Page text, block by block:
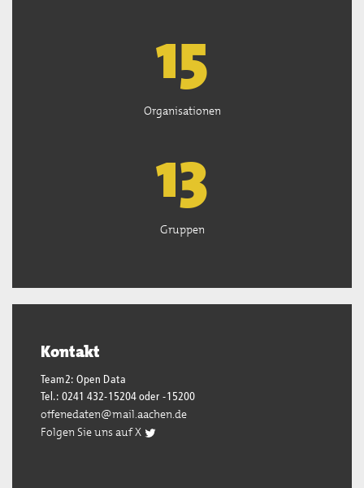
15
Organisationen
13
Gruppen
Kontakt
Team2: Open Data
Tel.: 0241 432-15204 oder -15200
offenedaten@mail.aachen.de
Folgen Sie uns auf X